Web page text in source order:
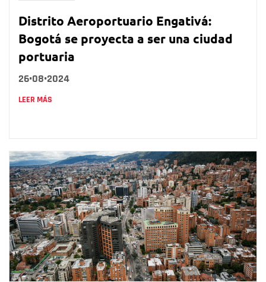
Distrito Aeroportuario Engativá:
Bogotá se proyecta a ser una ciudad
portuaria
26•08•2024
LEER MÁS